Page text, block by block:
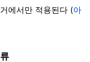
에서만 적용된다 (아